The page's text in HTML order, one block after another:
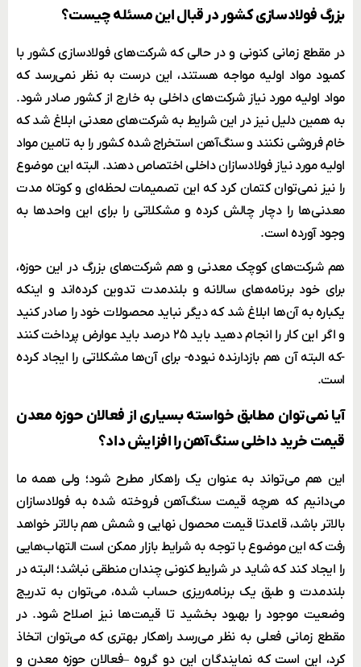
بزرگ فولادسازی کشور در قبال این مسئله چیست؟
در مقطع زمانی کنونی و در حالی که شرکت‌های فولادسازی کشور با
کمبود مواد اولیه مواجه هستند، این درست به نظر نمی‌رسد که
مواد اولیه مورد نیاز شرکت‌های داخلی به خارج از کشور صادر شود.
به همین دلیل نیز در این شرایط به شرکت‌های معدنی ابلاغ شد که
خام فروشی نکنند و سنگ‌آهن استخراج شده کشور را به تامین مواد
اولیه مورد نیاز فولادسازان داخلی اختصاص دهند. البته این موضوع
را نیز نمی‌توان کتمان کرد که این تصمیمات لحظه‌ای و کوتاه مدت
معدنی‌ها را دچار چالش کرده و مشکلاتی را برای این واحدها به
وجود آورده است.
هم شرکت‌های کوچک معدنی و هم شرکت‌های بزرگ در این حوزه،
برای خود برنامه‌های سالانه و بلندمدت تدوین کرده‌اند و اینکه
یکباره به آن‌ها ابلاغ شد که دیگر نباید محصولات خود را صادر کنید
و اگر این کار را انجام دهید باید ۲۵ درصد باید عوارض پرداخت کنند
-که البته آن هم بازدارنده نبوده- برای آن‌ها مشکلاتی را ایجاد کرده
است.
آیا نمی‌توان مطابق خواسته بسیاری از فعالان حوزه معدن
قیمت خرید داخلی سنگ‌آهن را افزایش داد؟
این هم می‌تواند به عنوان یک راهکار مطرح شود؛ ولی همه ما
می‌دانیم که هرچه قیمت سنگ‌آهن فروخته شده به فولادسازان
بالاتر باشد، قاعدتا قیمت محصول نهایی و شمش هم بالاتر خواهد
رفت که این موضوع با توجه به شرایط بازار ممکن است التهاب‌هایی
را ایجاد کند که شاید در شرایط کنونی چندان منطقی نباشد؛ البته در
بلندمدت و طبق یک برنامه‌ریزی حساب شده، می‌‌توان به تدریج
وضعیت موجود را بهبود بخشید تا قیمت‌ها نیز اصلاح شود. در
مقطع زمانی فعلی به نظر می‌رسد راهکار بهتری که می‌توان اتخاذ
کرد، این است که نمایندگان این دو گروه –فعالان حوزه معدن و